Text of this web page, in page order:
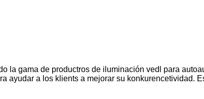
la gama de productros de iluminación vedl para
ayudar a los klients a mejorar su konkurencetividad.